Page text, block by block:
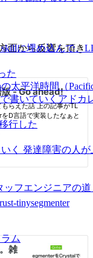
に埋め込んで、
た
太平洋時間（
書いていくアドカ
行した
く 発達障害の人
ッフエンジニアの
ム
面から反響を頂き
tinysegmenter